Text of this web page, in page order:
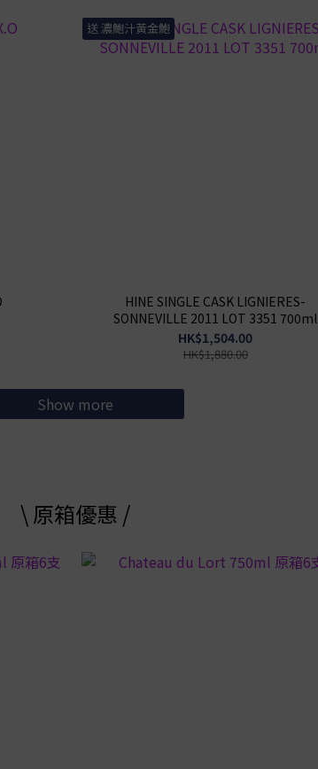
送 濃鮑汁黃金鮑
HINE SINGLE CASK LIGNIERES-
SONNEVILLE 2011 LOT 3351 700ml
HK$1,504.00
HK$1,880.00
Show more
\ 原箱優惠 /